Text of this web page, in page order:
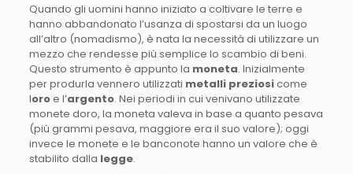
Quando gli uomini hanno iniziato a coltivare le terre e
hanno abbandonato l’usanza di spostarsi da un luogo
all’altro (nomadismo), è nata la necessità di utilizzare un
mezzo che rendesse più semplice lo scambio di beni.
Questo strumento è appunto la moneta. Inizialmente
per produrla vennero utilizzati metalli preziosicome
loroe l’argento. Nei periodi in cui venivano utilizzate
monete doro, la moneta valeva in base a quanto pesava
(più grammi pesava, maggiore era il suo valore); oggi
invece le monete e le banconote hanno un valore che è
stabilito dalla legge.